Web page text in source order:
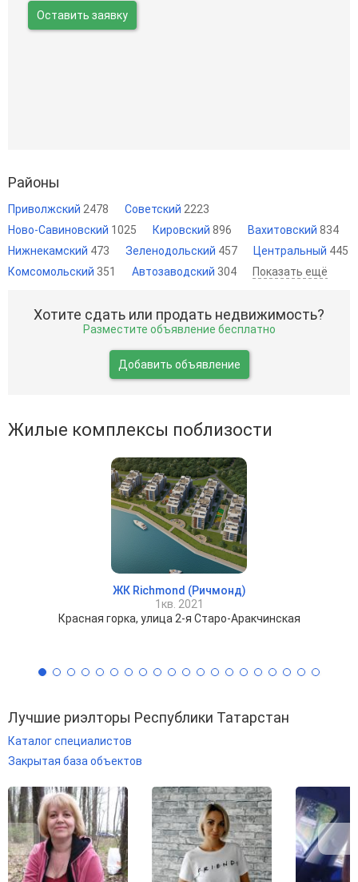
Оставить заявку
Районы
Приволжский 2478 Советский 2223
Ново-Савиновский 1025 Кировский 896 Вахитовский 834
Нижнекамский 473 Зеленодольский 457 Центральный 445
Комсомольский 351 Автозаводский 304 Показать ещё
Хотите сдать или продать недвижимость?
Разместите объявление бесплатно
Добавить объявление
Жилые комплексы поблизости
ЖК Richmond (Ричмонд)
1кв. 2021
Красная горка, улица 2-я Старо-Аракчинская
Лучшие риэлторы Республики Татарстан
Каталог специалистов
Закрытая база объектов